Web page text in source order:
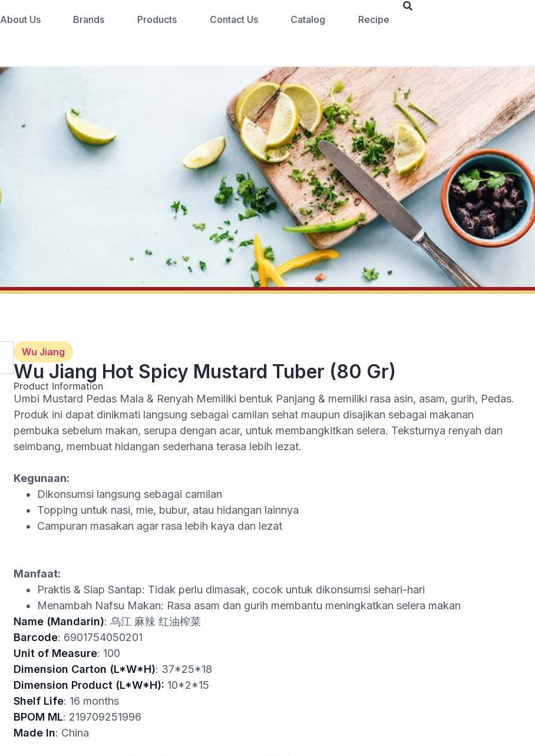
About Us Brands Products Contact Us Catalog Recipe
Wu Jiang
Wu Jiang Hot Spicy Mustard Tuber (80 Gr)
Product Information
Umbi Mustard Pedas Mala & Renyah Memiliki bentuk Panjang & memiliki rasa asin, asam, gurih, Pedas.
Produk ini dapat dinikmati langsung sebagai camilan sehat maupun disajikan sebagai makanan
pembuka sebelum makan, serupa dengan acar, untuk membangkitkan selera. Teksturnya renyah dan
seimbang, membuat hidangan sederhana terasa lebih lezat.
Kegunaan:
Dikonsumsi langsung sebagai camilan
Topping untuk nasi, mie, bubur, atau hidangan lainnya
Campuran masakan agar rasa lebih kaya dan lezat
Manfaat:
Praktis & Siap Santap: Tidak perlu dimasak, cocok untuk dikonsumsi sehari-hari
Menambah Nafsu Makan: Rasa asam dan gurih membantu meningkatkan selera makan
Name (Mandarin): 乌江 麻辣 红油榨菜
Barcode: 6901754050201
Unit of Measure: 100
Dimension Carton (L*W*H): 37*25*18
Dimension Product (L*W*H): 10*2*15
Shelf Life: 16 months
BPOM ML: 219709251996
Made In: China